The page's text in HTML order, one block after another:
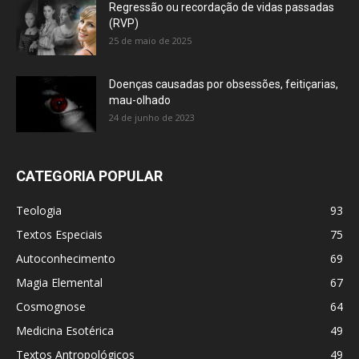
Regressão ou recordação de vidas passadas
(RVP)
25 de maio de 2025
Doenças causadas por obsessões, feitiçarias,
mau-olhado
24 de junho de 2023
CATEGORIA POPULAR
Teologia
93
Textos Especiais
75
Autoconhecimento
69
Magia Elemental
67
Cosmognose
64
Medicina Esotérica
49
Textos Antropológicos
49